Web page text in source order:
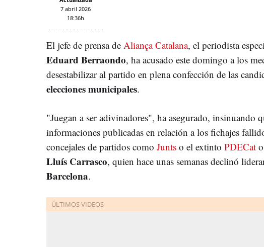
7 abril 2026
18:36h
El jefe de prensa de Aliança Catalana, el periodista
Eduard Berraondo, ha acusado este domingo a los
desestabilizar al partido en plena confección de las
elecciones municipales.
"Juegan a ser adivinadores", ha asegurado, insinuando
informaciones publicadas en relación a los fichajes
concejales de partidos como Junts o el extinto PDECat
Lluís Carrasco, quien hace unas semanas declinó
Barcelona.